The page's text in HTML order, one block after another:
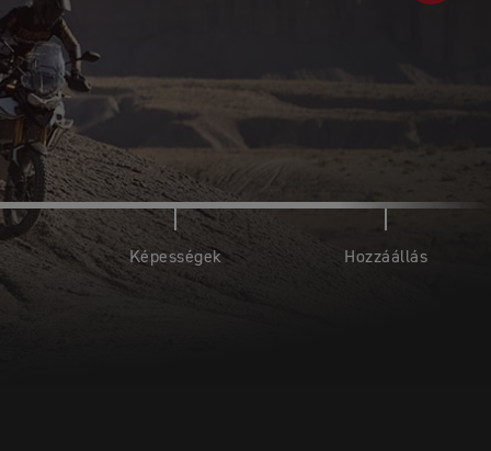
Képességek Hozzáállás